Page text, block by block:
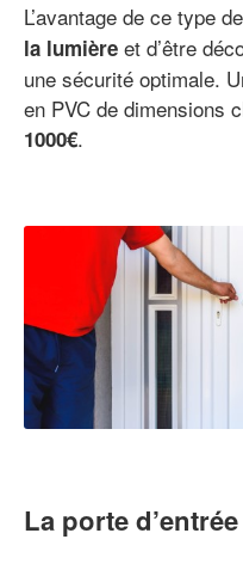
L’avantage de ce type
la lumière et d’être
une sécurité optimale.
en PVC de dimensions
1000€.
La porte